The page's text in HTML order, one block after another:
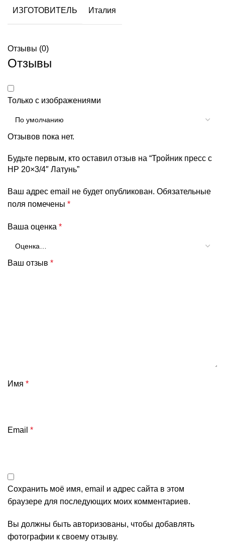
ИЗГОТОВИТЕЛЬ Италия
Отзывы (0)
Отзывы
Только с изображениями
Отзывов пока нет.
Будьте первым, кто оставил отзыв на “Тройник пресс с
НР 20×3/4″ Латунь”
Ваш адрес email не будет опубликован. Обязательные
поля помечены *
Ваша оценка *
Ваш отзыв *
Имя *
Email *
Сохранить моё имя, email и адрес сайта в этом
браузере для последующих моих комментариев.
Вы должны быть авторизованы, чтобы добавлять
фотографии к своему отзыву.